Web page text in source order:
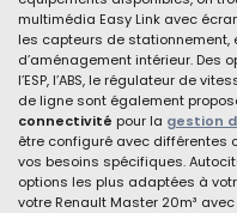
multimédia Easy Link avec
les capteurs de
d’aménagement intérieur. Des
l’ESP, l’ABS, le régulateur de
de ligne sont également
connectivité pour la gestion
être configuré avec différentes
vos besoins spécifiques.
options les plus adaptées à
votre Renault Master 20m³